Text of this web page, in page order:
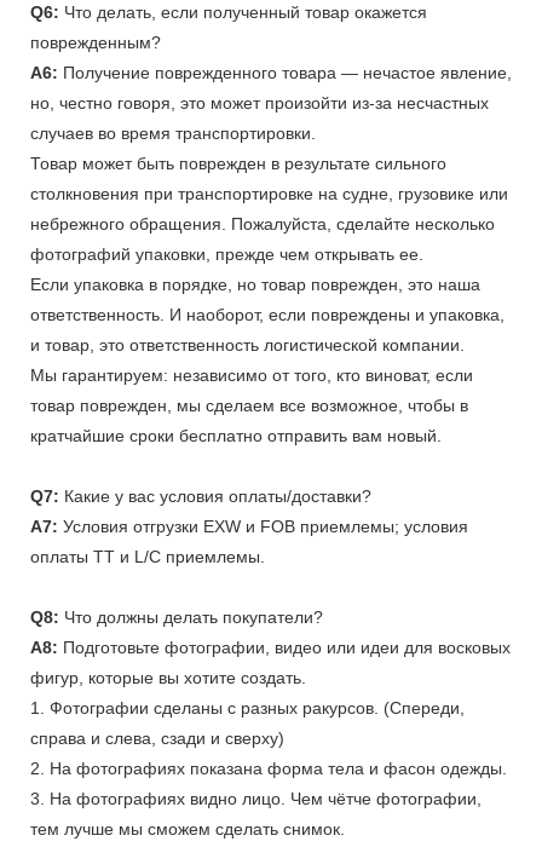
Q6: Что делать, если полученный товар окажется
поврежденным?
A6: Получение поврежденного товара — нечастое явление,
но, честно говоря, это может произойти из-за несчастных
случаев во время транспортировки.
Товар может быть поврежден в результате сильного
столкновения при транспортировке на судне, грузовике или
небрежного обращения. Пожалуйста, сделайте несколько
фотографий упаковки, прежде чем открывать ее.
Если упаковка в порядке, но товар поврежден, это наша
ответственность. И наоборот, если повреждены и упаковка,
и товар, это ответственность логистической компании.
Мы гарантируем: независимо от того, кто виноват, если
товар поврежден, мы сделаем все возможное, чтобы в
кратчайшие сроки бесплатно отправить вам новый.
Q7: Какие у вас условия оплаты/доставки?
A7: Условия отгрузки EXW и FOB приемлемы; условия
оплаты TT и L/C приемлемы.
Q8: Что должны делать покупатели?
A8: Подготовьте фотографии, видео или идеи для восковых
фигур, которые вы хотите создать.
1. Фотографии сделаны с разных ракурсов. (Спереди,
справа и слева, сзади и сверху)
2. На фотографиях показана форма тела и фасон одежды.
3. На фотографиях видно лицо. Чем чётче фотографии,
тем лучше мы сможем сделать снимок.